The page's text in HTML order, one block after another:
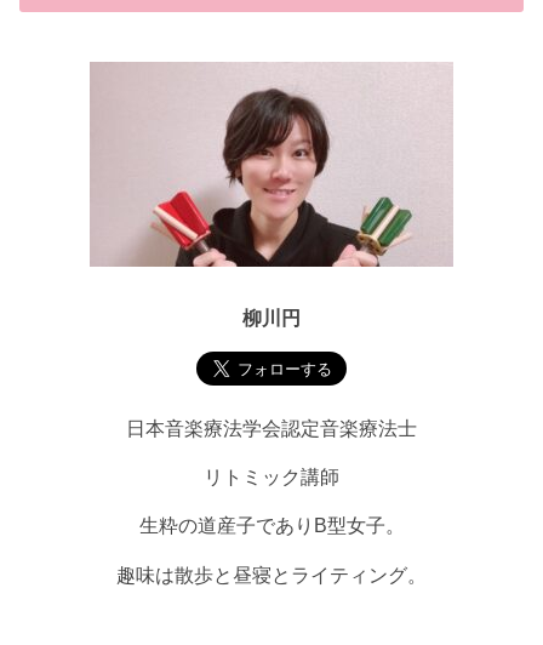
柳川円
日本音楽療法学会認定音楽療法士
リトミック講師
生粋の道産子でありB型女子。
趣味は散歩と昼寝とライティング。